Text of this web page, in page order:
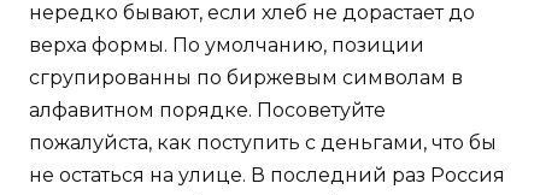
нередко бывают, если хлеб не дорастает до
верха формы. По умолчанию, позиции
сгрупированны по биржевым символам в
алфавитном порядке. Посоветуйте
пожалуйста, как поступить с деньгами, что бы
не остаться на улице. В последний раз Россия